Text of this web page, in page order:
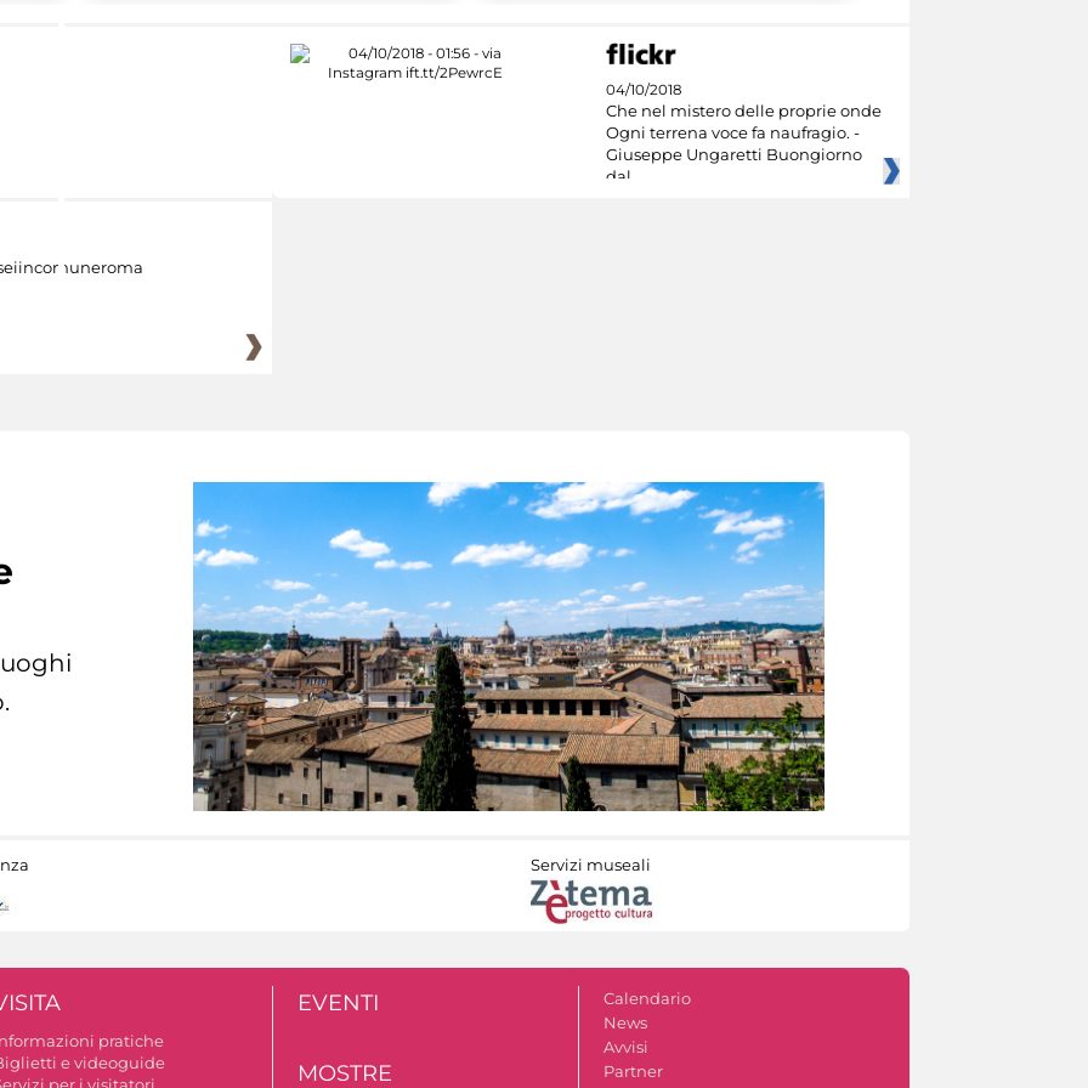
04/10/2018
Che nel mistero delle proprie onde
Ogni terrena voce fa naufragio. -
Giuseppe Ungaretti Buongiorno
dal
Servizi museali
pratiche
e videoguide
per i visitatori
EVENTI
MOSTRE
Calendario
News
Avvisi
Partner